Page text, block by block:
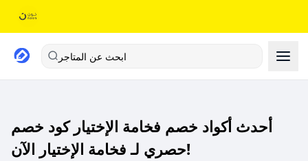
ابحث عن المتاجر
أحدث أكواد خصم فخامة الإختيار كود خصم
حصري لـ فخامة الإختيار الآن!